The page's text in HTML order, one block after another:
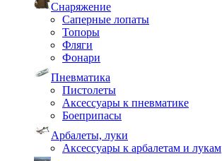
Снаряжение
Саперные лопаты
Топоры
Фляги
Фонари
Пневматика
Пистолеты
Аксессуары к пневматике
Боеприпасы
Арбалеты, луки
Аксессуары к арбалетам и лукам